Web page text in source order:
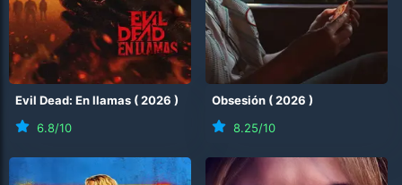
Evil Dead: En llamas (2026 )
6.8/10
Obsesión (2026 )
8.25/10